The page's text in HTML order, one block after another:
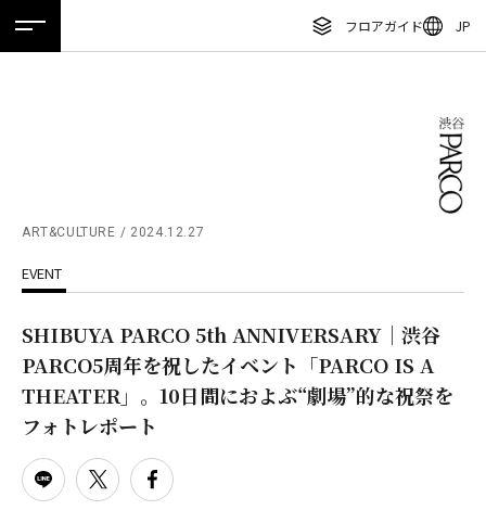
フロアガイド JP
ホーム 特集 ニュース イベント アクセス
ニュース
特集
TAX FREE
DELIVERY SERVICES
PARCOメンバーズ
ENGLISH
ภาษาไทย
日本語
ART&CULTURE 2024.12.27
EVENT
SHIBUYA PARCO 5th ANNIVERSARY｜渋谷
PARCO5周年を祝したイベント「PARCO IS A
THEATER」。10日間におよぶ“劇場”的な祝祭を
フォトレポート